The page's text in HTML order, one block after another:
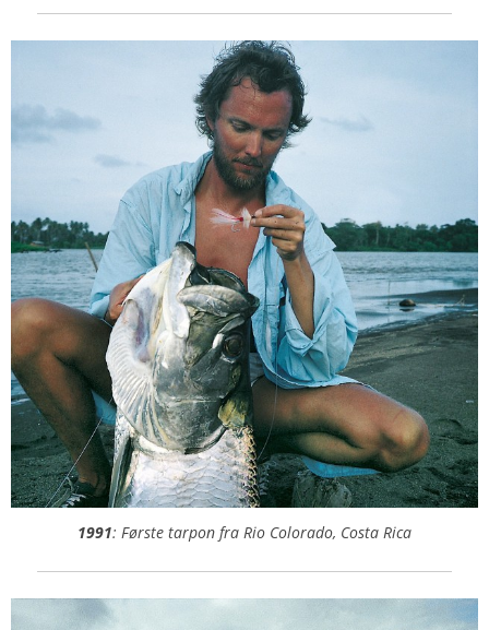
1991: Første tarpon fra Rio Colorado, Costa Rica